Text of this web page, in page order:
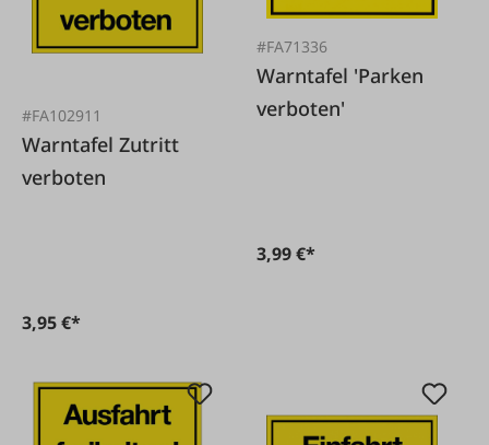
#FA102911
Warntafel Zutritt
verboten
3,95 €*
#FA71336
Warntafel 'Parken
verboten'
3,99 €*